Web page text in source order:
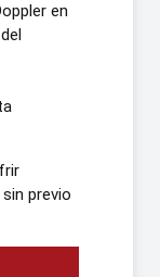
en
previo